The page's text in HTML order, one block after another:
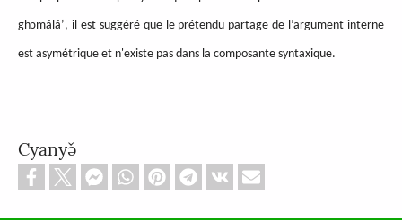
ghɔmáláʼ, il est suggéré que le prétendu partage de l’argument interne
est asymétrique et n'existe pas dans la composante syntaxique.
Cyanyə̌